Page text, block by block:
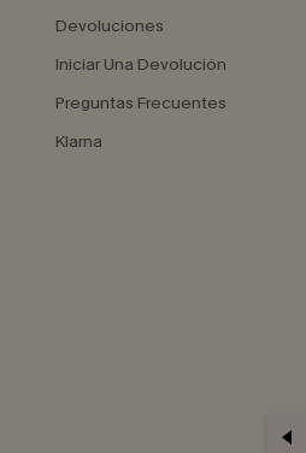
Devoluciones
Iniciar Una Devolución
Preguntas Frecuentes
Klarna